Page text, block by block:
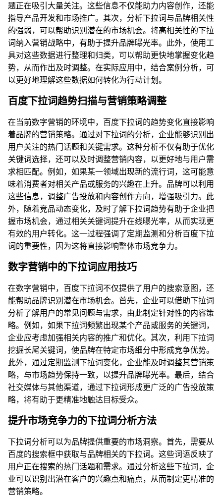
题正在吸引大量关注。这些信息不仅能助力内容创作，还能
指导产品开发和市场推广。其次，分析下拉词与品牌相关性
的强弱，可以帮助识别潜在的市场机会。将高相关性的下拉
词纳入营销战略中，有助于提升品牌曝光率。此外，使用工
具对这些数据进行整理和归类，可以帮助更快地掌握变化趋
势，从而作出及时调整。在实际应用中，结合案例分析，可
以更好地理解这些数据如何转化为行动计划。
百度下拉词趋势扫描与营销策略调整
在当前数字营销的环境中，百度下拉词的趋势变化直接影响
着品牌的营销策略。通过对下拉词的分析，企业能够识别出
用户关注的热门话题和关键需求。这种分析不仅有助于优化
关键词选择，还可以及时调整营销内容，以更好地与用户需
求相匹配。例如，如果某一领域出现新的流行词，这可能意
味着消费者对相关产品或服务的兴趣在上升。品牌可以利用
这些信息，调整广告投放和内容创作方向，增强吸引力。此
外，随着竞品动态变化，及时了解下拉词趋势有助于企业把
握市场机会，通过相关关键词提升在线曝光率，从而实现更
有效的用户转化。这一过程强调了定期监测和分析百度下拉
词的重要性，因为这将直接影响整体市场竞争力。
数字营销中的下拉词应用技巧
在数字营销中，百度下拉词不仅提供了用户的搜索意图，还
能帮助品牌识别潜在市场机会。首先，企业可以借助下拉词
分析了解用户的常见问题与需求，由此制定针对性的内容策
略。例如，如果下拉词频繁出现某个产品或服务的关键词，
企业应考虑加强相关内容的推广和优化。其次，利用下拉词
挖掘长尾关键词，使品牌在特定市场细分中形成竞争优势。
此外，通过定期监测下拉词变化，企业能及时调整其营销策
略，与市场趋势保持一致，以提升品牌曝光率。最后，结合
社交媒体与其他渠道，通过下拉词形成更广泛的广告投放策
略，将有助于更精准地触达目标受众。
提升市场竞争力的下拉词分析方法
下拉词分析可以为品牌提供重要的市场洞察。首先，需要从
百度的搜索框中获取与品牌相关的下拉词。这些词语反映了
用户正在搜索的热门话题和需求。通过分析这些下拉词，企
业可以识别出潜在客户的兴趣点和痛点，从而制定更精准的
营销策略。